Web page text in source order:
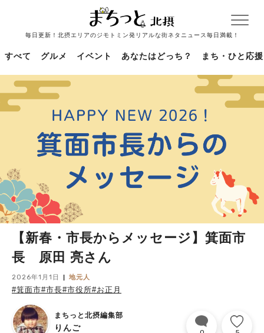
毎日更新！北摂エリアのジモトミン発リアルな街ネタニュース毎日満載！
すべて グルメ イベント あなたはどっち？ まち・ひと応援
【新春・市長からメッセージ】箕面市
長 原田 亮さん
2026年1月1日 地元人
#箕面市#市長#市役所#お正月
まちっと北摂編集部
りんご